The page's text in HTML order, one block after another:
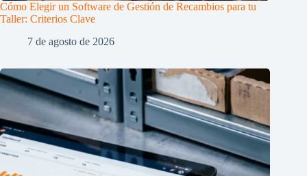
Cómo Elegir un Software de Gestión de Recambios para tu
Taller: Criterios Clave
7 de agosto de 2026